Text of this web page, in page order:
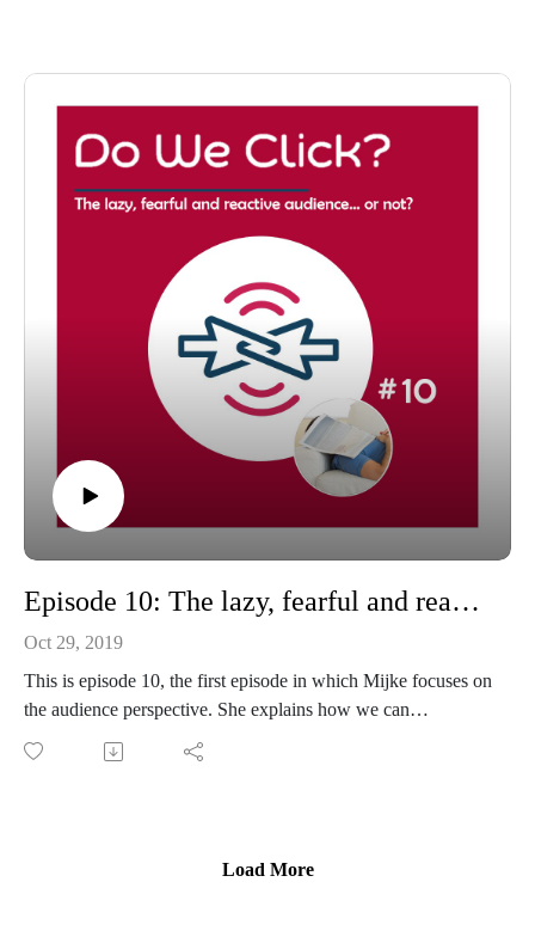
Episode 10: The lazy, fearful and reactive audience... or not?
Oct 29, 2019
This is episode 10, the first episode in which Mijke focuses on
the audience perspective. She explains how we can
conceptualize the audience, dives deeper into academic
research in this area, and finds out what we can learn from
Load More